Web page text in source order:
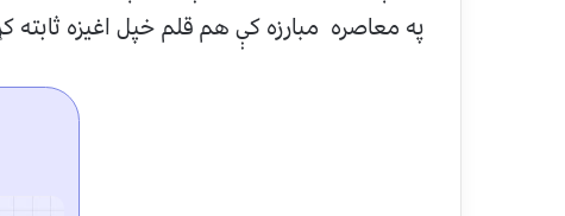
په معاصره مبارزه کې هم قلم خپل اغیزه ثابته